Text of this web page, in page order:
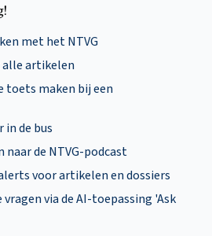
met het NTVG
artikelen
toets maken bij een
de bus
de NTVG-podcast
voor artikelen en dossiers
via de AI-toepassing 'Ask